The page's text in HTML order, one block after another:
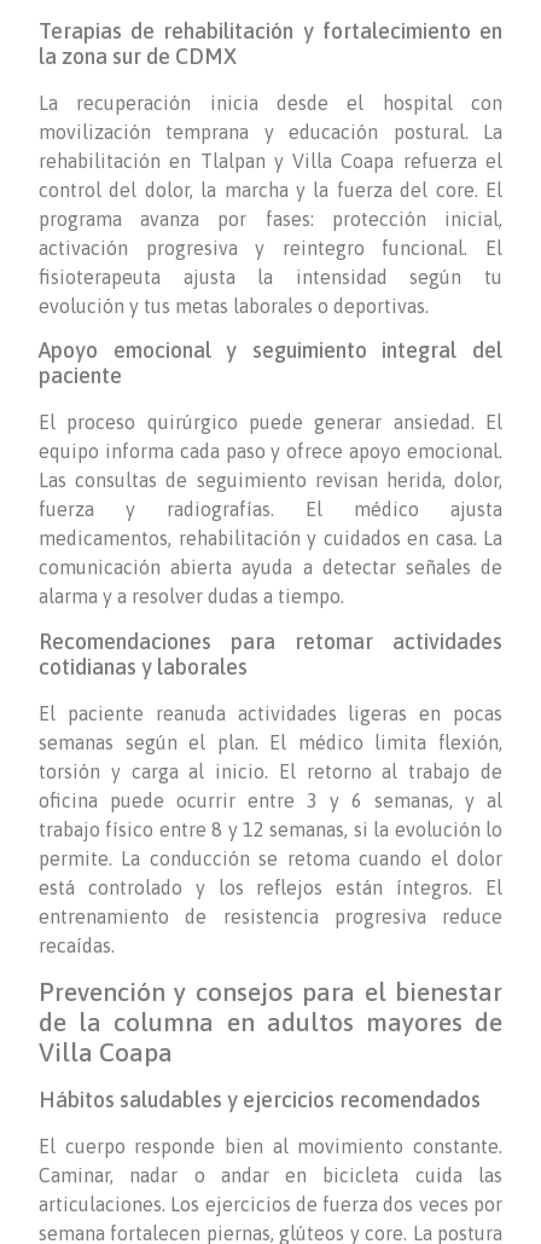
Terapias de rehabilitación y fortalecimiento en
la zona sur de CDMX
La recuperación inicia desde el hospital con
movilización temprana y educación postural. La
rehabilitación en Tlalpan y Villa Coapa refuerza el
control del dolor, la marcha y la fuerza del core. El
programa avanza por fases: protección inicial,
activación progresiva y reintegro funcional. El
fisioterapeuta ajusta la intensidad según tu
evolución y tus metas laborales o deportivas.
Apoyo emocional y seguimiento integral del
paciente
El proceso quirúrgico puede generar ansiedad. El
equipo informa cada paso y ofrece apoyo emocional.
Las consultas de seguimiento revisan herida, dolor,
fuerza y radiografías. El médico ajusta
medicamentos, rehabilitación y cuidados en casa. La
comunicación abierta ayuda a detectar señales de
alarma y a resolver dudas a tiempo.
Recomendaciones para retomar actividades
cotidianas y laborales
El paciente reanuda actividades ligeras en pocas
semanas según el plan. El médico limita flexión,
torsión y carga al inicio. El retorno al trabajo de
oficina puede ocurrir entre 3 y 6 semanas, y al
trabajo físico entre 8 y 12 semanas, si la evolución lo
permite. La conducción se retoma cuando el dolor
está controlado y los reflejos están íntegros. El
entrenamiento de resistencia progresiva reduce
recaídas.
Prevención y consejos para el bienestar
de la columna en adultos mayores de
Villa Coapa
Hábitos saludables y ejercicios recomendados
El cuerpo responde bien al movimiento constante.
Caminar, nadar o andar en bicicleta cuida las
articulaciones. Los ejercicios de fuerza dos veces por
semana fortalecen piernas, glúteos y core. La postura